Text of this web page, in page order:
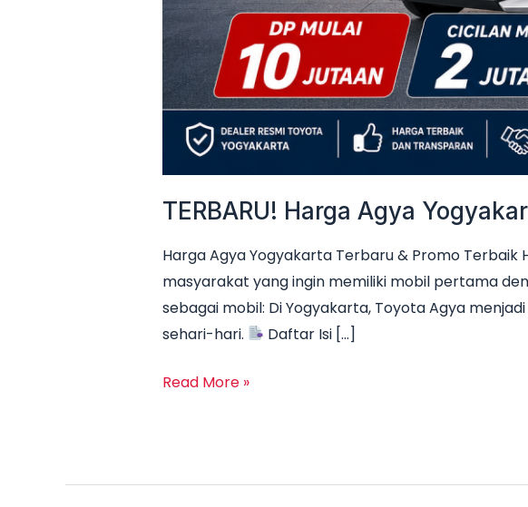
TERBARU! Harga Agya
Harga Agya Yogyakarta Terbaru & Promo
masyarakat yang ingin memiliki mobil pertama
sebagai mobil: Di Yogyakarta, Toyota Agya
sehari-hari.
Daftar Isi […]
Read More »